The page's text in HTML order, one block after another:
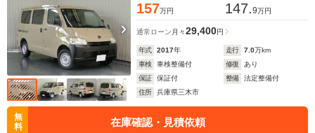
157万円 147.9万円
通常ローン 月々29,400円
年式 2017年 走行 7.0万km
車検
車検整備付 修復
あり
保証
保証付 整備
法定整備付
住所
兵庫県三木市
無
料
在庫確認・見積依頼